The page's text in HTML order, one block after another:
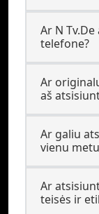
Ar N
telefone?
Ar
aš
Ar galiu
vienu
Ar
teisės ir